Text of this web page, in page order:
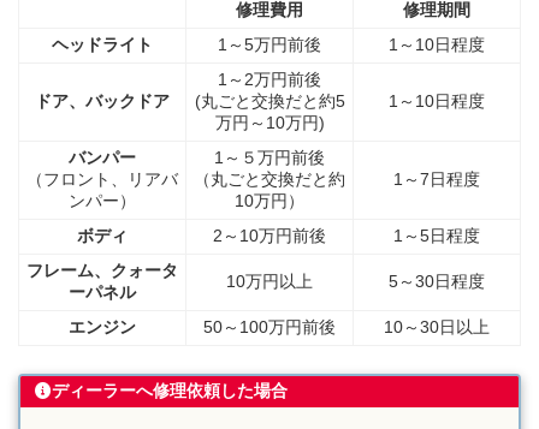
修理費用
修理期間
ヘッドライト
1～5万円前後 1～10日程度
ドア、バックドア
1～2万円前後
(丸ごと交換だと約5
万円～10万円)
1～10日程度
バンパー
（フロント、リアバ
ンパー）
1～５万円前後
（丸ごと交換だと約
10万円）
1～7日程度
ボディ 2～10万円前後
1～5日程度
フレーム、クォータ
ーパネル
10万円以上 5～30日程度
エンジン 50～100万円前後 10～30日以上
ディーラーへ修理依頼した場合